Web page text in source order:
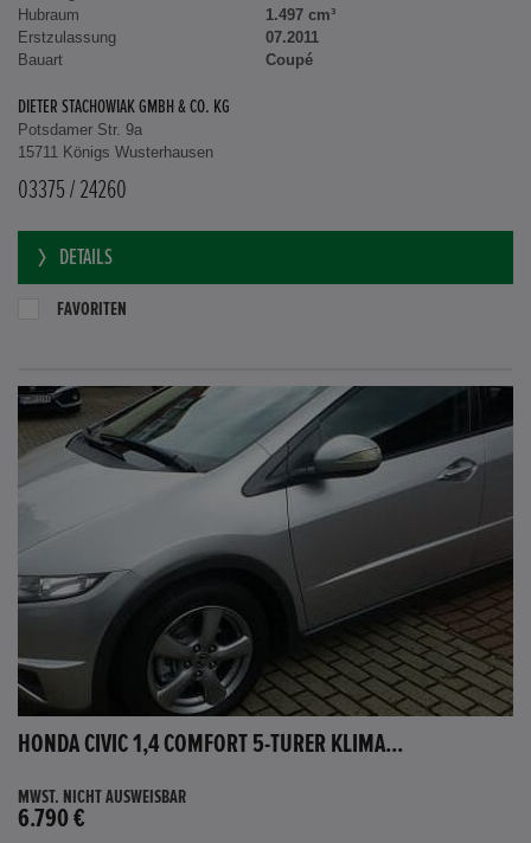
Hubraum
1.497 cm³
Erstzulassung
07.2011
Bauart
Coupé
DIETER STACHOWIAK GMBH & CO. KG
Potsdamer Str. 9a
15711 Königs Wusterhausen
03375 / 24260
DETAILS
FAVORITEN
HONDA CIVIC 1,4 COMFORT 5-TÜRER KLIMA...
MWST. NICHT AUSWEISBAR
6.790 €